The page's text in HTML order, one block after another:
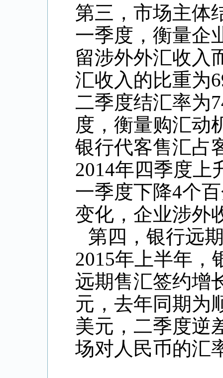
第三，市场主体
一季度，衡量企
留涉外外汇收入
汇收入的比重为
二季度结汇率为
度，衡量购汇动
银行代客售汇占
2014年四季度上
一季度下降4个
变化，企业涉外
第四，银行远
2015年上半年，
远期售汇签约增
元，去年同期为
美元，二季度逆
场对人民币的汇